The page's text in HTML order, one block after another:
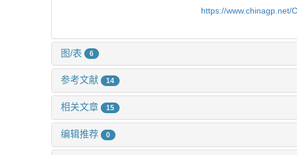
https://www.chinagp.net/
图/表 6
参考文献 14
相关文章 15
编辑推荐 0